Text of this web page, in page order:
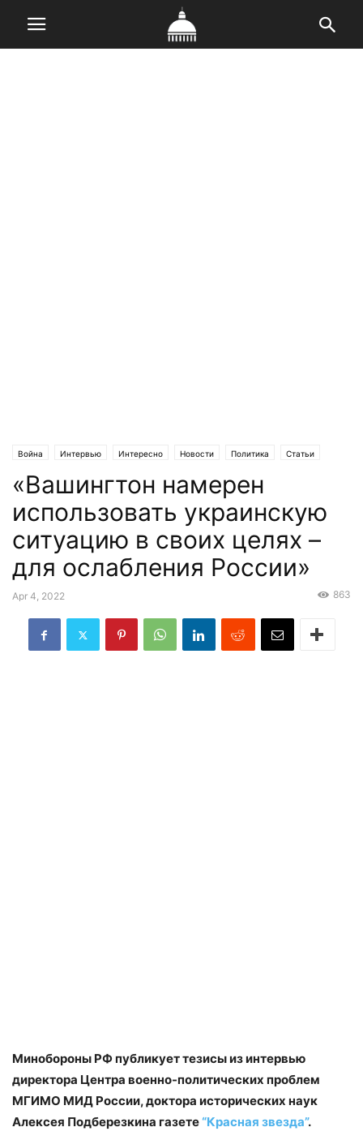
Война Интервью Интересно Новости Политика Статьи
Эксклюзив
​​«Вашингтон намерен
использовать украинскую
ситуацию в своих целях –
для ослабления России»
Apr 4, 2022 863
Минобороны РФ публикует тезисы из интервью
директора Центра военно-политических проблем
МГИМО МИД России, доктора исторических наук
Алексея Подберезкина газете“Красная звезда”.